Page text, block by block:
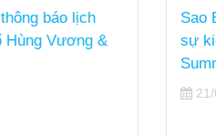
lịch
&
Sao Bắc
sự kiện Data
Summit
21/04/2026